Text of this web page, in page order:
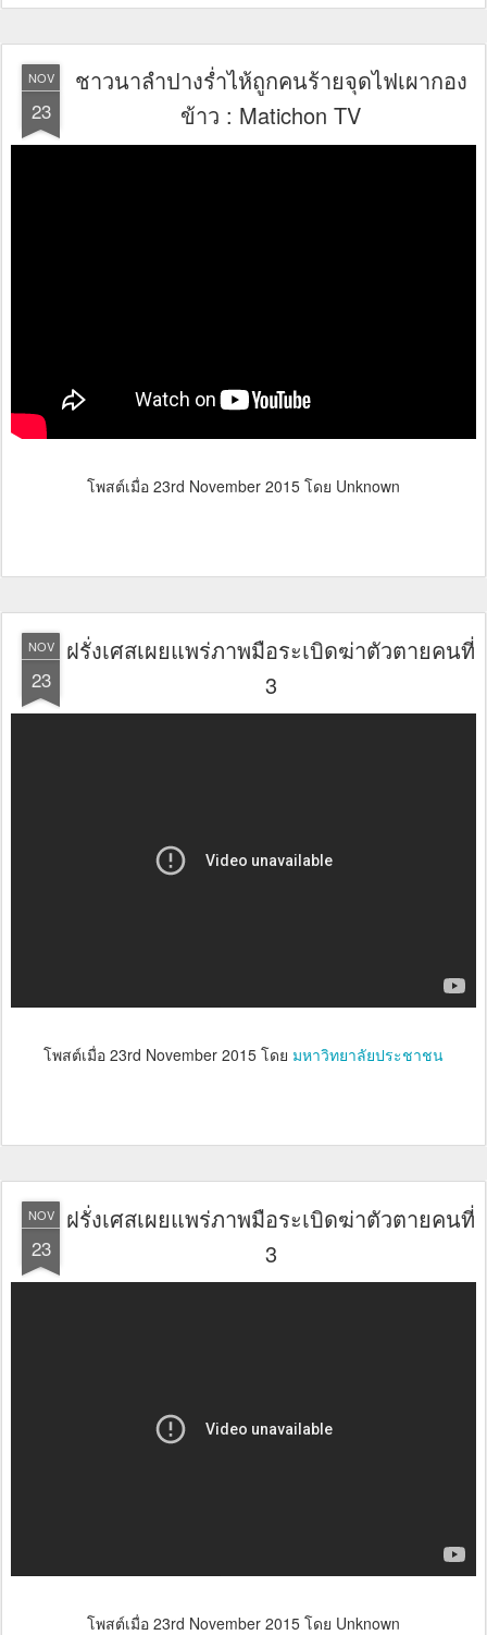
NOV
23
ชาวนาลำปางร่ำไห้ถูกคนร้ายจุดไฟเผากอง
ข้าว : Matichon TV
โพสต์เมื่อ 23rd November 2015 โดย Unknown
NOV
23
ฝรั่งเศสเผยแพร่ภาพมือระเบิดฆ่าตัวตายคนที่
3
โพสต์เมื่อ 23rd November 2015 โดย มหาวิทยาลัยประชาชน
NOV
23
ฝรั่งเศสเผยแพร่ภาพมือระเบิดฆ่าตัวตายคนที่
3
โพสต์เมื่อ 23rd November 2015 โดย Unknown